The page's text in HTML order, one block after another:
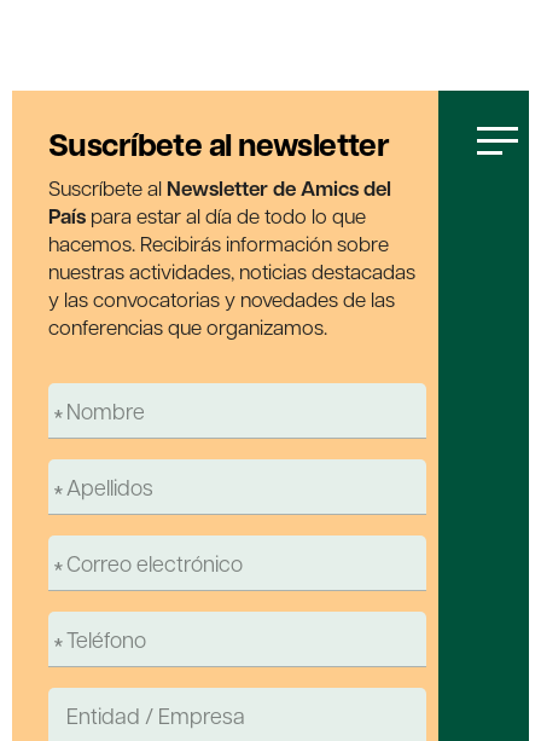
Suscríbete al newsletter
Suscríbete al Newsletter de Amics del
País para estar al día de todo lo que
hacemos. Recibirás información sobre
nuestras actividades, noticias destacadas
y las convocatorias y novedades de las
conferencias que organizamos.